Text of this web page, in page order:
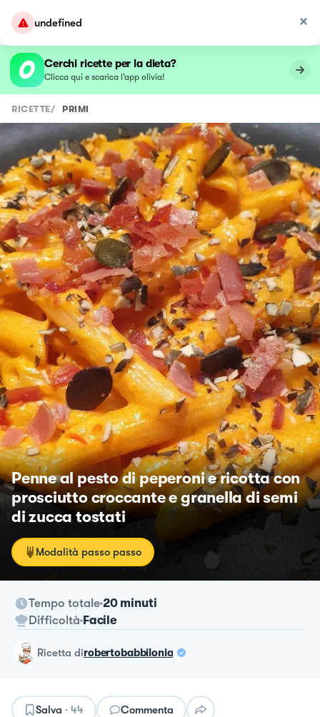
undefined
Cerchi ricette per la dieta?
Clicca qui e scarica l’app olivia!
RICETTE/ PRIMI
Penne al pesto di peperoni e ricotta con
prosciutto croccante e granella di semi
di zucca tostati
Modalità passo passo
Tempo totale 20 minuti
Difficoltà Facile
ricetta dirobertobabbilonia
Salva · 44 Commenta